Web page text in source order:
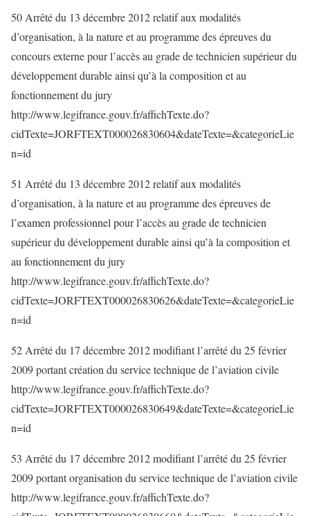
50 Arrêté du 13 décembre 2012 relatif aux modalités
d’organisation, à la nature et au programme des épreuves du
concours externe pour l’accès au grade de technicien supérieur du
développement durable ainsi qu’à la composition et au
fonctionnement du jury
http://www.legifrance.gouv.fr/affichTexte.do?
cidTexte=JORFTEXT000026830604&dateTexte=&categorieLie
n=id
51 Arrêté du 13 décembre 2012 relatif aux modalités
d’organisation, à la nature et au programme des épreuves de
l’examen professionnel pour l’accès au grade de technicien
supérieur du développement durable ainsi qu’à la composition et
au fonctionnement du jury
http://www.legifrance.gouv.fr/affichTexte.do?
cidTexte=JORFTEXT000026830626&dateTexte=&categorieLie
n=id
52 Arrêté du 17 décembre 2012 modifiant l’arrêté du 25 février
2009 portant création du service technique de l’aviation civile
http://www.legifrance.gouv.fr/affichTexte.do?
cidTexte=JORFTEXT000026830649&dateTexte=&categorieLie
n=id
53 Arrêté du 17 décembre 2012 modifiant l’arrêté du 25 février
2009 portant organisation du service technique de l’aviation civile
http://www.legifrance.gouv.fr/affichTexte.do?